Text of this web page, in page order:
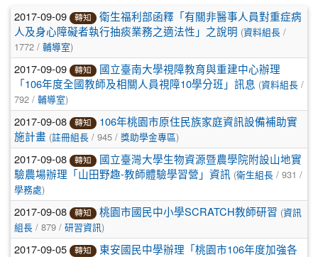
文
章
列
表
2017-09-09 轉知
衛生福利部函釋「有關非醫事人員對重症病
人及身心障礙者執行抽痰業務之適法性」之說明 (資料組長 /
1772 / 輔導室)
2017-09-09 轉知
國立臺南大學視障教育與重建中心辦理
「106年度全國教師及相關人員視障10學分班」訊息 (資料組長 /
792 / 輔導室)
2017-09-08 轉知
106年桃園市原住民族家庭資訊設備補助實
施計畫 (註冊組長 / 945 / 獎助學金專區)
2017-09-08 轉知
國立臺灣大學生物資源暨農學院附設山地實
驗農場辦理「山田野趣-教師體驗學習營」資訊 (衛生組長 / 931 /
學務處)
2017-09-08 轉知 桃園市國民中小學SCRATCH教師研習 (資訊
組長 / 879 / 研習資訊)
2017-09-05 轉知
東安國民中學辦理「桃園市106年度加強各